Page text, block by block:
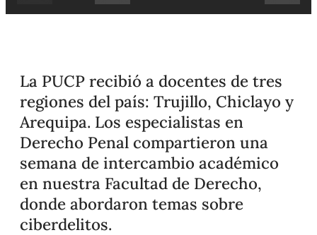
La PUCP recibió a docentes de tres
regiones del país: Trujillo, Chiclayo y
Arequipa. Los especialistas en
Derecho Penal compartieron una
semana de intercambio académico
en nuestra Facultad de Derecho,
donde abordaron temas sobre
ciberdelitos.